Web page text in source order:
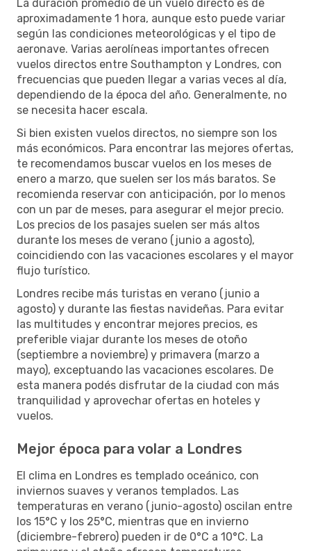
La duración promedio de un vuelo directo es de
aproximadamente 1 hora, aunque esto puede variar
según las condiciones meteorológicas y el tipo de
aeronave. Varias aerolíneas importantes ofrecen
vuelos directos entre Southampton y Londres, con
frecuencias que pueden llegar a varias veces al día,
dependiendo de la época del año. Generalmente, no
se necesita hacer escala.
Si bien existen vuelos directos, no siempre son los
más económicos. Para encontrar las mejores ofertas,
te recomendamos buscar vuelos en los meses de
enero a marzo, que suelen ser los más baratos. Se
recomienda reservar con anticipación, por lo menos
con un par de meses, para asegurar el mejor precio.
Los precios de los pasajes suelen ser más altos
durante los meses de verano (junio a agosto),
coincidiendo con las vacaciones escolares y el mayor
flujo turístico.
Londres recibe más turistas en verano (junio a
agosto) y durante las fiestas navideñas. Para evitar
las multitudes y encontrar mejores precios, es
preferible viajar durante los meses de otoño
(septiembre a noviembre) y primavera (marzo a
mayo), exceptuando las vacaciones escolares. De
esta manera podés disfrutar de la ciudad con más
tranquilidad y aprovechar ofertas en hoteles y
vuelos.
Mejor época para volar a Londres
El clima en Londres es templado oceánico, con
inviernos suaves y veranos templados. Las
temperaturas en verano (junio-agosto) oscilan entre
los 15°C y los 25°C, mientras que en invierno
(diciembre-febrero) pueden ir de 0°C a 10°C. La